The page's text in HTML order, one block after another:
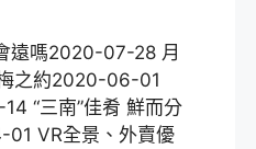
遠嗎2020-07-28 月
之約2020-06-01
“三南”佳肴 鮮而分
VR全景、外賣優